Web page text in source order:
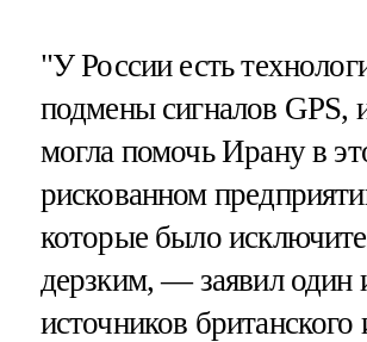
"У России есть
подмены сигналов GPS,
могла помочь Ирану в
рискованном
которые было
дерзким, — заявил один
источников британского